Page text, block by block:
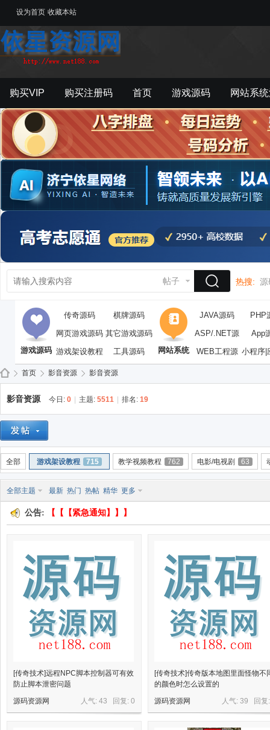
设为首页 收藏本站
购买VIP 购买注册码 首页 游戏源码 网站系
游戏工具 影音资源 主题模板
帖子 热搜: 源
游戏源码
传奇源码
棋牌源码
网页游戏源码 其它游戏源码
游戏架设教程
工具源码 网站系统
JAVA源码
PHP
ASP/.NET源
码
App
WEB工程源 小程序|
依 »
首页 影音资源 影音资源
影音资源 今日: 0 主题: 5511 排名: 19
全部 游戏架设教程 715 教学视频教程 762 电影/电视剧 63
全部主题 最新 热门 热帖 精华 更多
公告: 【【【紧急通知】】】
[传奇技术]远程NPC脚本控制器可有效
防止脚本泄密问题
人气: 43 回复: 0
源码资源网
[传奇技术]传奇版本地图里面怪物不
的颜色时怎么设置的
人气: 39 回
源码资源网